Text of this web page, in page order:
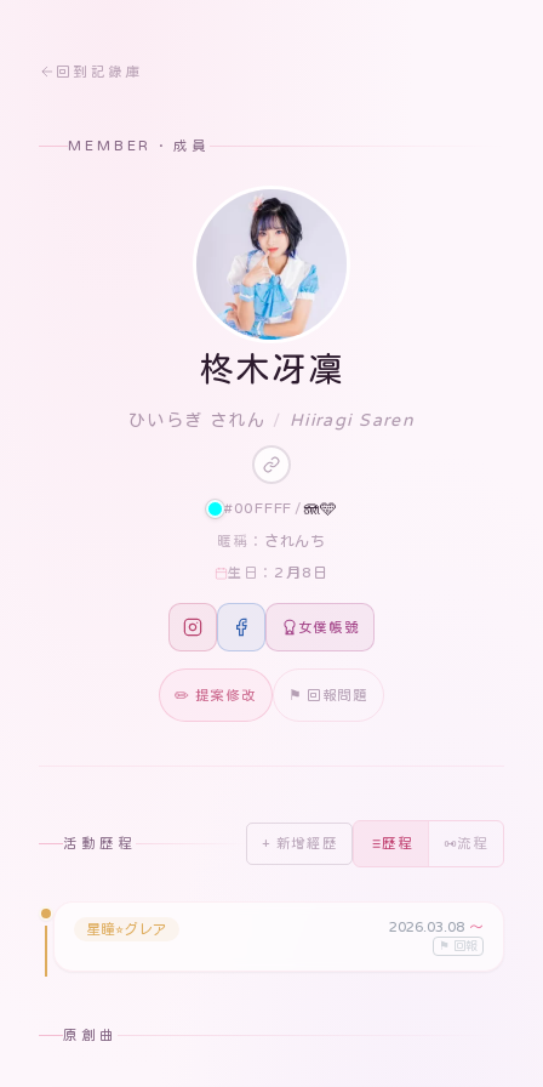
回到記錄庫
MEMBER · 成員
柊木冴凜
ひいらぎ されん / Hiiragi Saren
#00FFFF /🪼🩵
暱稱： されんち
生日： 2月8日
女僕帳號
✏️ 提案修改 ⚑ 回報問題
活動歷程 + 新增經歷 歷程 流程
星瞳⭐︎グレア 2026.03.08 〜
⚑ 回報
原創曲